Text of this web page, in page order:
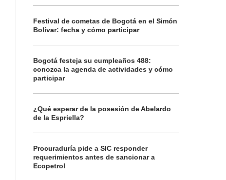
Festival de cometas de Bogotá en el Simón
Bolívar: fecha y cómo participar
Bogotá festeja su cumpleaños 488:
conozca la agenda de actividades y cómo
participar
¿Qué esperar de la posesión de Abelardo
de la Espriella?
Procuraduría pide a SIC responder
requerimientos antes de sancionar a
Ecopetrol